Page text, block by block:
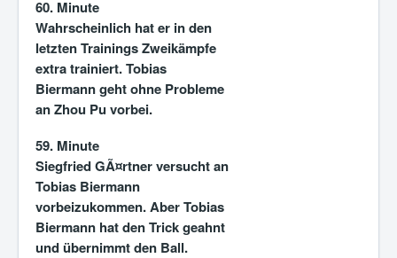
60. Minute
Wahrscheinlich hat er in den
letzten Trainings Zweikämpfe
extra trainiert. Tobias
Biermann geht ohne Probleme
an Zhou Pu vorbei.
59. Minute
Siegfried GÃ¤rtner versucht an
Tobias Biermann
vorbeizukommen. Aber Tobias
Biermann hat den Trick geahnt
und übernimmt den Ball.